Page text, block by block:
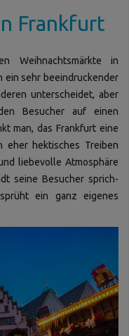
Frankfurt
Weihnachtsmärkte in
ein sehr beeindruckender
unterscheidet, aber
Besucher auf einen
man, das Frankfurt eine
hektisches Treiben
liebevolle Atmosphäre
seine Besucher sprich-
ein ganz eigenes